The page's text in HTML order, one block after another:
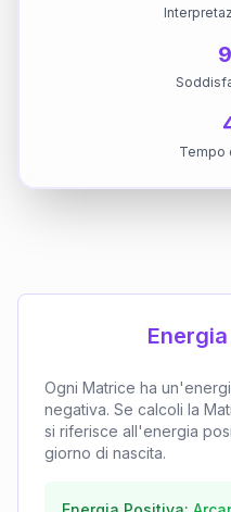
Tempo
Ogni Matrice ha
negativa. Se calcoli la
si riferisce all'energia
giorno di nascita.